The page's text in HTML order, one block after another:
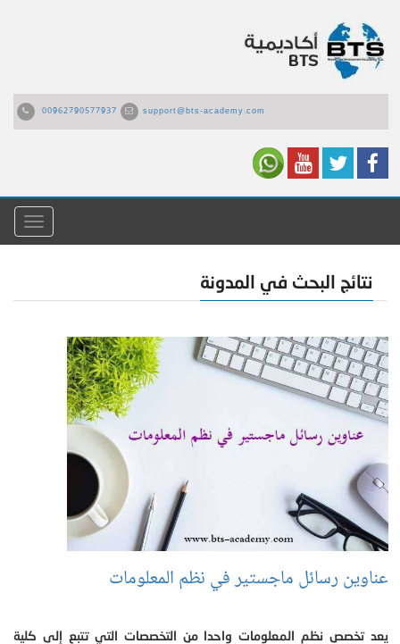
00962790577937 support@bts-academy.com
القائمة
نتائج البحث في المدونة
عناوين رسائل ماجستير في نظم المعلومات
يعد تخصص نظم المعلومات واحدا من التخصصات التي تتبع إلى كلية